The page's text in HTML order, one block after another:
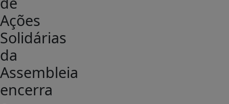
Ações
Solidárias
da
Assembleia
encerra